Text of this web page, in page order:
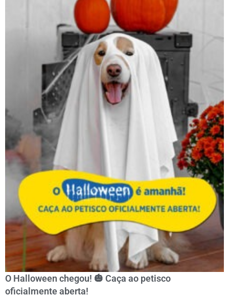
O Halloween chegou! 🎃 Caça ao petisco
oficialmente aberta!